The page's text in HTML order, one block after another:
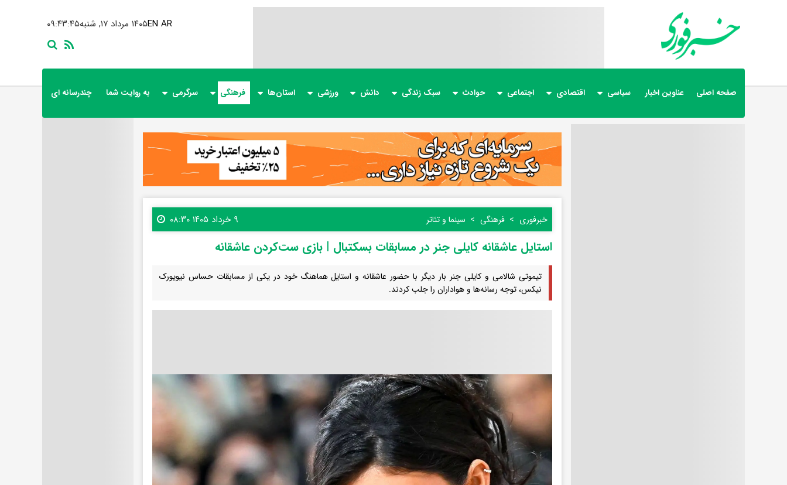
۰۹:۴۳:۴۷ ۱۴۰۵ مرداد ۱۷, شنبهEN AR
صفحه اصلی عناوین اخبار سیاسی اقتصادی اجتماعی حوادث سبک زندگی دانش ورزشی استان‌ها فرهنگی سرگرمی به روایت شما چندرسانه ای
خبرفوری فرهنگی سینما و تئاتر ۹ خرداد ۱۴۰۵ ۰۸:۳۰
استایل عاشقانه کایلی جنر در مسابقات بسکتبال | بازی ست‌کردن عاشقانه
تیموتی شالامی و کایلی جنر بار دیگر با حضور عاشقانه و استایل هماهنگ خود در یکی از مسابقات حساس نیویورک
نیکس، توجه رسانه‌ها و هواداران را جلب کردند.